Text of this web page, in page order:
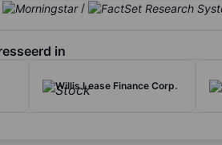
/
in
Willis Lease Finance Corp.